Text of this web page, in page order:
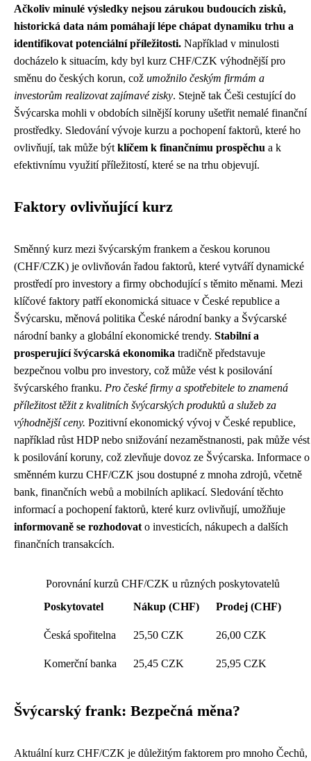
Ačkoliv minulé výsledky nejsou zárukou budoucích zisků,
historická data nám pomáhají lépe chápat dynamiku trhu a
identifikovat potenciální příležitosti. Například v minulosti
docházelo k situacím, kdy byl kurz CHF/CZK výhodnější pro
směnu do českých korun, což umožnilo českým firmám a
investorům realizovat zajímavé zisky. Stejně tak Češi cestující do
Švýcarska mohli v obdobích silnější koruny ušetřit nemalé finanční
prostředky. Sledování vývoje kurzu a pochopení faktorů, které ho
ovlivňují, tak může být klíčem k finančnímu prospěchu a k
efektivnímu využití příležitostí, které se na trhu objevují.
Faktory ovlivňující kurz
Směnný kurz mezi švýcarským frankem a českou korunou
(CHF/CZK) je ovlivňován řadou faktorů, které vytváří dynamické
prostředí pro investory a firmy obchodující s těmito měnami. Mezi
klíčové faktory patří ekonomická situace v České republice a
Švýcarsku, měnová politika České národní banky a Švýcarské
národní banky a globální ekonomické trendy. Stabilní a
prosperující švýcarská ekonomika tradičně představuje
bezpečnou volbu pro investory, což může vést k posilování
švýcarského franku. Pro české firmy a spotřebitele to znamená
příležitost těžit z kvalitních švýcarských produktů a služeb za
výhodnější ceny. Pozitivní ekonomický vývoj v České republice,
například růst HDP nebo snižování nezaměstnanosti, pak může vést
k posilování koruny, což zlevňuje dovoz ze Švýcarska. Informace o
směnném kurzu CHF/CZK jsou dostupné z mnoha zdrojů, včetně
bank, finančních webů a mobilních aplikací. Sledování těchto
informací a pochopení faktorů, které kurz ovlivňují, umožňuje
informovaně se rozhodovat o investicích, nákupech a dalších
finančních transakcích.
Porovnání kurzů CHF/CZK u různých poskytovatelů
Poskytovatel
Nákup (CHF) Prodej (CHF)
Česká spořitelna 25,50 CZK 26,00 CZK
Komerční banka 25,45 CZK 25,95 CZK
Švýcarský frank: Bezpečná měna?
Aktuální kurz CHF/CZK je důležitým faktorem pro mnoho Čechů,